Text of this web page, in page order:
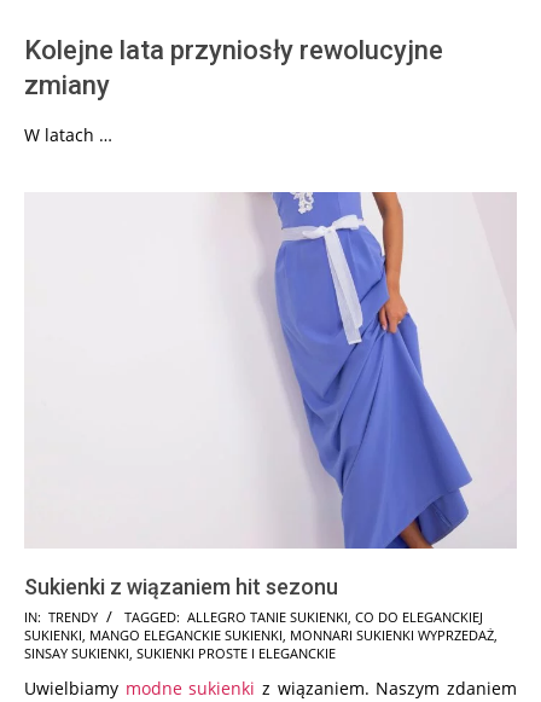
Kolejne lata przyniosły rewolucyjne
zmiany
W latach …
Sukienki z wiązaniem hit sezonu
2025-
09-
IN: TRENDY TAGGED: ALLEGRO TANIE SUKIENKI, CO DO ELEGANCKIEJ
SUKIENKI, MANGO ELEGANCKIE SUKIENKI, MONNARI SUKIENKI WYPRZEDAŻ,
SINSAY SUKIENKI, SUKIENKI PROSTE I ELEGANCKIE
Uwielbiamy modne sukienki z wiązaniem. Naszym zdaniem